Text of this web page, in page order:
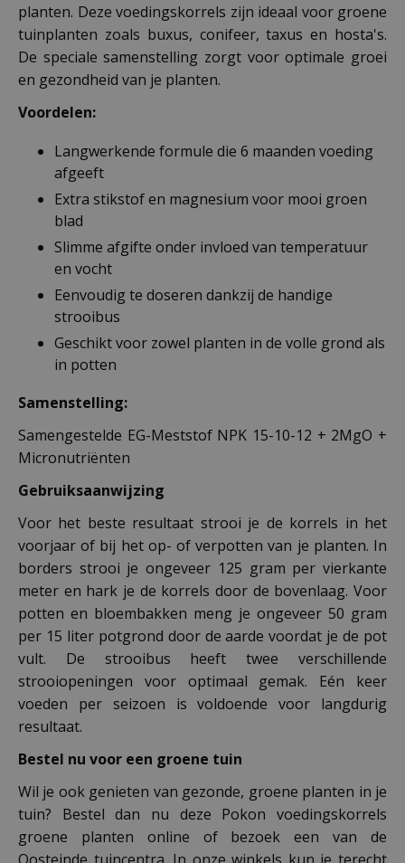
planten. Deze voedingskorrels zijn ideaal voor groene
tuinplanten zoals buxus, conifeer, taxus en hosta's.
De speciale samenstelling zorgt voor optimale groei
en gezondheid van je planten.
Voordelen:
Langwerkende formule die 6 maanden voeding
afgeeft
Extra stikstof en magnesium voor mooi groen
blad
Slimme afgifte onder invloed van temperatuur
en vocht
Eenvoudig te doseren dankzij de handige
strooibus
Geschikt voor zowel planten in de volle grond als
in potten
Samenstelling:
Samengestelde EG-Meststof NPK 15-10-12 + 2MgO +
Micronutriënten
Gebruiksaanwijzing
Voor het beste resultaat strooi je de korrels in het
voorjaar of bij het op- of verpotten van je planten. In
borders strooi je ongeveer 125 gram per vierkante
meter en hark je de korrels door de bovenlaag. Voor
potten en bloembakken meng je ongeveer 50 gram
per 15 liter potgrond door de aarde voordat je de pot
vult. De strooibus heeft twee verschillende
strooiopeningen voor optimaal gemak. Eén keer
voeden per seizoen is voldoende voor langdurig
resultaat.
Bestel nu voor een groene tuin
Wil je ook genieten van gezonde, groene planten in je
tuin? Bestel dan nu deze Pokon voedingskorrels
groene planten online of bezoek een van de